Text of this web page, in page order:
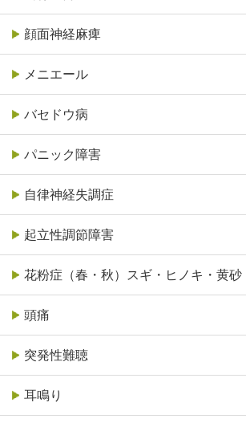
顔面神経麻痺
メニエール
バセドウ病
パニック障害
自律神経失調症
起立性調節障害
花粉症（春・秋）スギ・ヒノキ・黄砂
頭痛
突発性難聴
耳鳴り